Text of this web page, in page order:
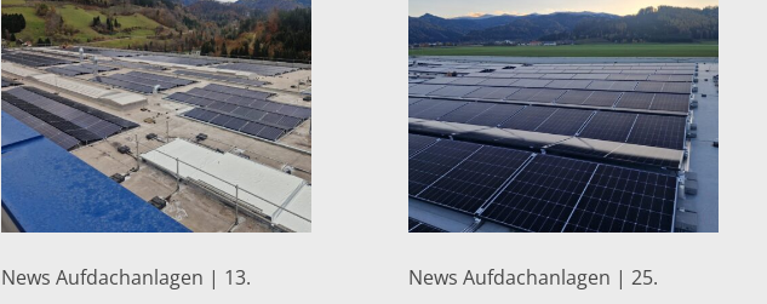
News Aufdachanlagen | 13.
News Aufdachanlagen | 25.